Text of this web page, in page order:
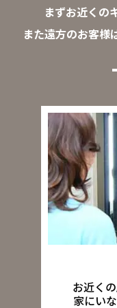
まずお近くの
また遠方のお客様
お近く
家にい